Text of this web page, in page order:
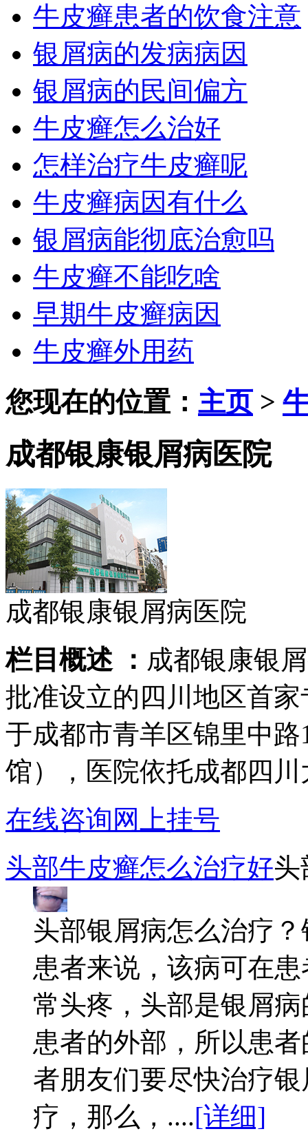
牛皮癣患者的饮食注意
银屑病的发病病因
银屑病的民间偏方
牛皮癣怎么治好
怎样治疗牛皮癣呢
牛皮癣病因有什么
银屑病能彻底治愈吗
牛皮癣不能吃啥
早期牛皮癣病因
牛皮癣外用药
您现在的位置： 主页>
成都银康银屑病医院
成都银康银屑病医院
栏目概述 ： 成都银康银
批准设立的四川地区首
于成都市青羊区锦里中
馆），医院依托成都四
在线咨询 网上挂号
头部牛皮癣怎么治疗好头
头部银屑病怎么治疗
患者来说，该病可在
常头疼，头部是银屑
患者的外部，所以患
者朋友们要尽快治疗
疗，那么，....[详细]